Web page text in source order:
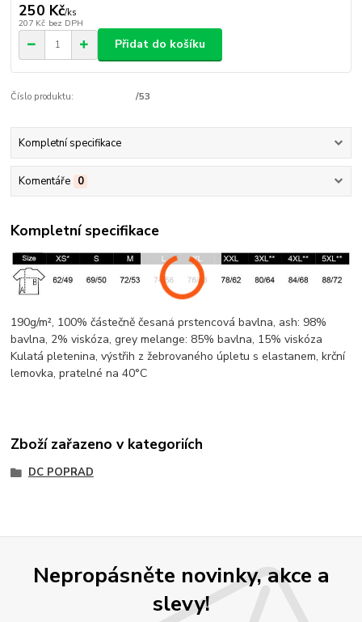
250 Kč/ks
207 Kč bez DPH
Přidat do košíku
Číslo produktu: /53
Kompletní specifikace
Komentáře 0
Kompletní specifikace
190g/m², 100% částečně česaná prstencovábavlna, ash: 98%
bavlna, 2%viskóza, greymelange: 85%bavlna, 15%viskóza
Kulatá pletenina, výstřih z žebrovaného úpletu s elastanem,krční
lemovka, pratelné na 40°C
Zboží zařazeno v kategoriích
DC POPRAD
Nepropásněte novinky, akce a
slevy!